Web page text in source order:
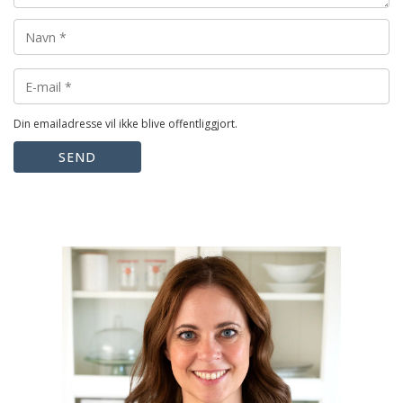
Din emailadresse vil ikke blive offentliggjort.
SEND